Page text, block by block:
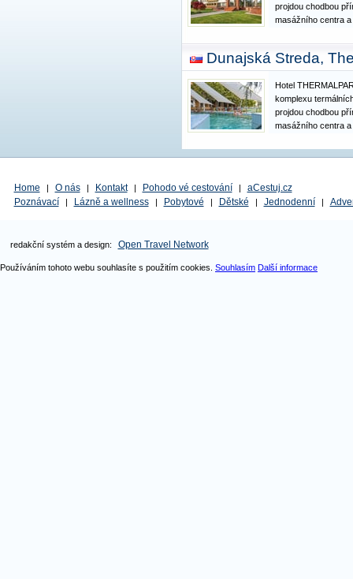
projdou chodbou
masážního centra
venkovních
vodou. Bazénový
Dunajská Streda,
Hotel
komplexu
projdou chodbou
masážního centra
venkovních
Home | O nás | Kontakt | Pohodo vé cestování |
aCestuj.cz
Poznávací
| Lázně a wellness | Pobytové | Dětské | Jednodenní |
redakční systém a design: Open Travel Network
Používáním tohoto webu souhlasíte s použitím cookies. Souhlasím Další informace